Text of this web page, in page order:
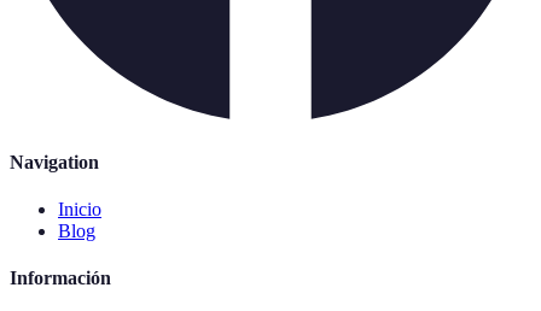
Navigation
Inicio
Blog
Información